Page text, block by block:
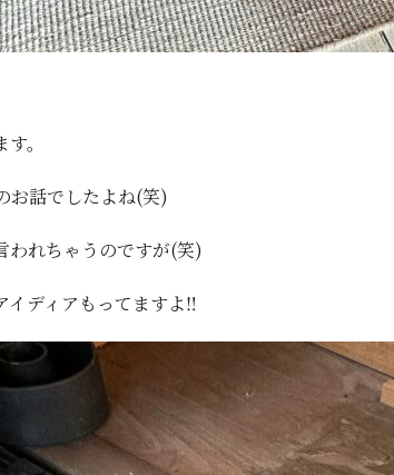
。
お話でしたよね(笑)
われちゃうのですが(笑)
イディアもってますよ‼️